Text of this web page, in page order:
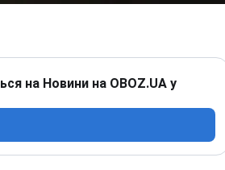
на Новини на OBOZ.UA у